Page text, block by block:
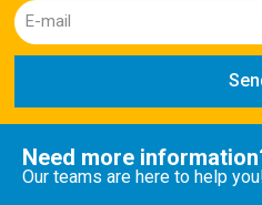
Need more
Our teams are here to help